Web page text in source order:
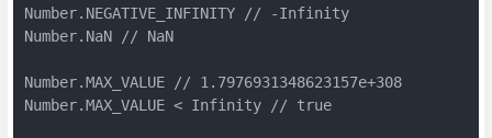
Number.NEGATIVE_INFINITY // -Infinity
Number.NaN // NaN
Number.MAX_VALUE // 1.7976931348623157e+308
Number.MAX_VALUE < Infinity // true